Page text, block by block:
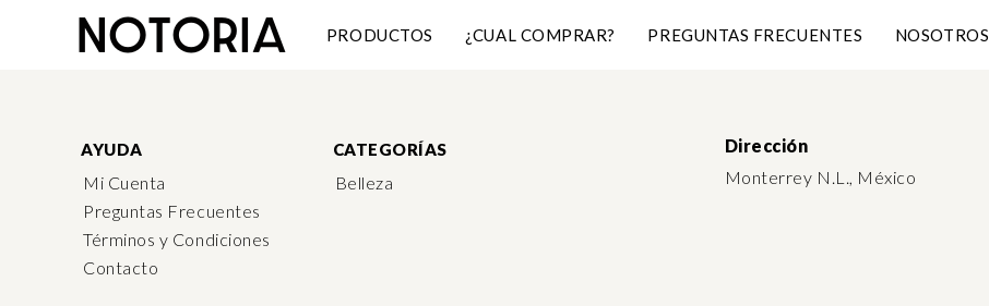
PRODUCTOS ¿CUAL COMPRAR? PREGUNTAS FRECUENTES NOSOTROS
AYUDA
Mi Cuenta
Preguntas Frecuentes
Términos y Condiciones
Contacto
CATEGORÍAS
Belleza
Dirección
Monterrey N.L., México